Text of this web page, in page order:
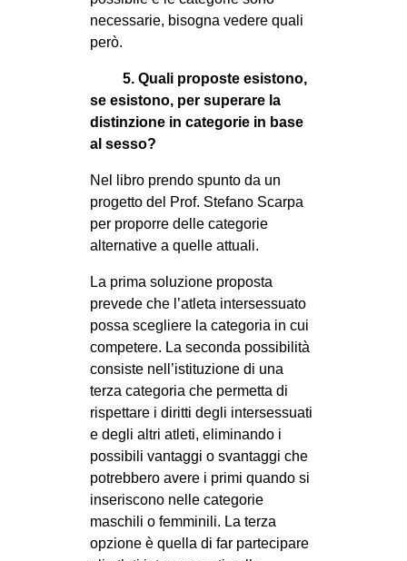
necessarie, bisogna vedere quali
però.
5. Quali proposte esistono,
se esistono, per superare la
distinzione in categorie in base
al sesso?
Nel libro prendo spunto da un
progetto del Prof. Stefano Scarpa
per proporre delle categorie
alternative a quelle attuali.
La prima soluzione proposta
prevede che l’atleta intersessuato
possa scegliere la categoria in cui
competere. La seconda possibilità
consiste nell’istituzione di una
terza categoria che permetta di
rispettare i diritti degli intersessuati
e degli altri atleti, eliminando i
possibili vantaggi o svantaggi che
potrebbero avere i primi quando si
inseriscono nelle categorie
maschili o femminili. La terza
opzione è quella di far partecipare